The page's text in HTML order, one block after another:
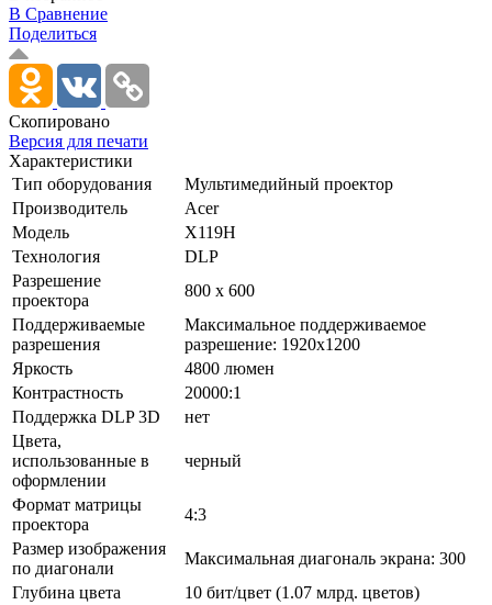
В Сравнение
Поделиться
Скопировано
Версия для печати
Характеристики
Тип оборудования
Мультимедийный проектор
Производитель
Acer
Модель
X119H
Технология
DLP
Разрешение
проектора
800 x 600
Поддерживаемые
разрешения
Максимальное поддерживаемое
разрешение: 1920x1200
Яркость
4800 люмен
Контрастность
20000:1
Поддержка DLP 3D
нет
Цвета,
использованные в
оформлении
черный
Формат матрицы
проектора
4:3
Размер изображения
по диагонали
Максимальная диагональ экрана: 300
Глубина цвета
10 бит/­цвет (1.07 млрд. цветов)